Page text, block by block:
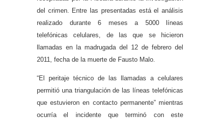
del crimen. Entre las presentadas está el análisis
realizado durante 6 meses a 5000 líneas
telefónicas celulares, de las que se hicieron
llamadas en la madrugada del 12 de febrero del
2011, fecha de la muerte de Fausto Malo.
“El peritaje técnico de las llamadas a celulares
permitió una triangulación de las líneas telefónicas
que estuvieron en contacto permanente” mientras
ocurría el incidente que terminó con este